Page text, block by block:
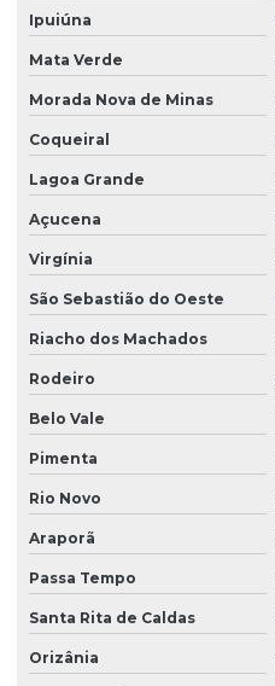
Ipuiúna
Mata Verde
Morada Nova de Minas
Coqueiral
Lagoa Grande
Açucena
Virgínia
São Sebastião do Oeste
Riacho dos Machados
Rodeiro
Belo Vale
Pimenta
Rio Novo
Araporã
Passa Tempo
Santa Rita de Caldas
Orizânia